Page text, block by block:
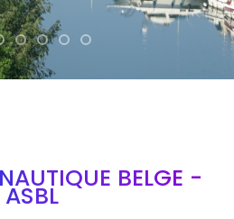
BELGE -
ASBL